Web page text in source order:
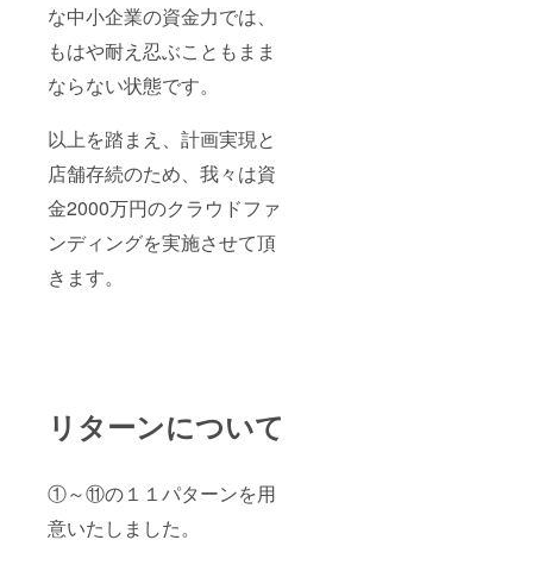
な中小企業の資金力では、
もはや耐え忍ぶこともまま
ならない状態です。
以上を踏まえ、計画実現と
店舗存続のため、我々は資
金2000万円のクラウドファ
ンディングを実施させて頂
きます。
リターンについて
①～⑪の１１パターンを用
意いたしました。